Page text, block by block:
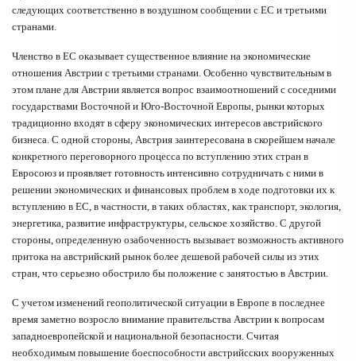
следующих соответственно в воздушном сообщении с ЕС и третьими
странами.
Членство в ЕС оказывает существенное влияние на экономические
отношения Австрии с третьими странами. Особенно чувствительным в
этом плане для Австрии является вопрос взаимоотношений с соседними
государствами Восточной и Юго-Восточной Европы, рынки которых
традиционно входят в сферу экономических интересов австрийского
бизнеса. С одной стороны, Австрия заинтересована в скорейшем начале
конкретного переговорного процесса по вступлению этих стран в
Евросоюз и проявляет готовность интенсивно сотрудничать с ними в
решении экономических и финансовых проблем в ходе подготовки их к
вступлению в ЕС, в частности, в таких областях, как транспорт, экология,
энергетика, развитие инфраструктуры, сельское хозяйство. С другой
стороны, определенную озабоченность вызывает возможность активного
притока на австрийский рынок более дешевой рабочей силы из этих
стран, что серьезно обострило бы положение с занятостью в Австрии.
С учетом изменений геополитической ситуации в Европе в последнее
время заметно возросло внимание правительства Австрии к вопросам
западноевропейской и национальной безопасности. Считая
необходимым повышение боеспособности австрийсских вооруженных